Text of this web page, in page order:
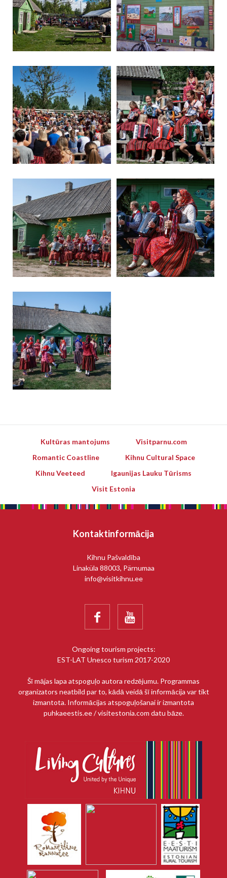
Kultūras mantojums
Visitparnu.com
Romantic Coastline
Kihnu Cultural Space
Kihnu Veeteed
Igaunijas Lauku Tūrisms
Visit Estonia
Kontaktinformācija
Kihnu Pašvaldība
Linaküla 88003, Pärnumaa
info@visitkihnu.ee
 
Ongoing tourism projects:
EST-LAT Unesco turism 2017-2020
Šī mājas lapa atspoguļo autora redzējumu. Programmas
organizators neatbild par to, kādā veidā šī informācija var tikt
izmantota. Informācijas atspoguļošanai ir izmantota
puhkaeestis.ee / visitestonia.com datu bāze.